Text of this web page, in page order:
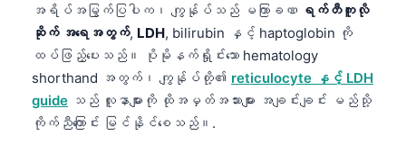
အရိပ်အမြွက်ပြပါက၊ ကျွန်ုပ်သည် မကြာခဏ ရက်တီကူလို
ဆိုက် အရေအတွက်, LDH, bilirubin နှင့် haptoglobin ကို
ထပ်ဖြည့်ပေးသည်။ ပိုမိုနက်ရှိုင်းသော hematology
shorthand အတွက်၊ ကျွန်ုပ်တို့၏ reticulocyte နှင့် LDH
guide သည် လူနာများကို ထိုအမှတ်အသားများ အချင်းချင်း မည်သို့
ကိုက်ညီကြောင်း မြင်နိုင်စေသည်။.